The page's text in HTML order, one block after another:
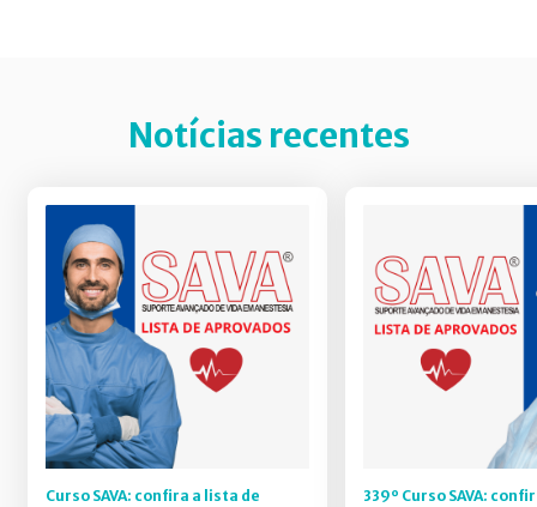
Notícias recentes
Curso SAVA: confira a lista de
339º Curso SAVA: